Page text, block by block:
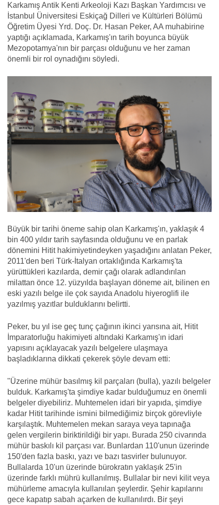
Karkamış Antik Kenti Arkeoloji Kazı Başkan Yardımcısı ve
İstanbul Üniversitesi Eskiçağ Dilleri ve Kültürleri Bölümü
Öğretim Üyesi Yrd. Doç. Dr. Hasan Peker, AA muhabirine
yaptığı açıklamada, Karkamış'ın tarih boyunca büyük
Mezopotamya'nın bir parçası olduğunu ve her zaman
önemli bir rol oynadığını söyledi.
Büyük bir tarihi öneme sahip olan Karkamış'ın, yaklaşık 4
bin 400 yıldır tarih sayfasında olduğunu ve en parlak
dönemini Hitit hakimiyetindeyken yaşadığını anlatan Peker,
2011'den beri Türk-İtalyan ortaklığında Karkamış'ta
yürüttükleri kazılarda, demir çağı olarak adlandırılan
milattan önce 12. yüzyılda başlayan döneme ait, bilinen en
eski yazılı belge ile çok sayıda Anadolu hiyeroglifi ile
yazılmış yazıtlar bulduklarını belirtti.
Peker, bu yıl ise geç tunç çağının ikinci yarısına ait, Hitit
İmparatorluğu hakimiyeti altındaki Karkamış'ın idari
yapısını açıklayacak yazılı belgelere ulaşmaya
başladıklarına dikkati çekerek şöyle devam etti:
"Üzerine mühür basılmış kil parçaları (bulla), yazılı belgeler
bulduk. Karkamış'ta şimdiye kadar bulduğumuz en önemli
belgeler diyebiliriz. Muhtemelen idari bir yapıda, şimdiye
kadar Hitit tarihinde ismini bilmediğimiz birçok görevliyle
karşılaştık. Muhtemelen mekan saraya veya tapınağa
gelen vergilerin biriktirildiği bir yapı. Burada 250 civarında
mühür baskılı kil parçası var. Bunlardan 110'unun üzerinde
150'den fazla baskı, yazı ve bazı tasvirler bulunuyor.
Bullalarda 10'un üzerinde bürokratın yaklaşık 25'in
üzerinde farklı mührü kullanılmış. Bullalar bir nevi kilit veya
mühürleme amacıyla kullanılan şeylerdir. Şehir kapılarını
gece kapatıp sabah açarken de kullanılırdı. Bir şeyi